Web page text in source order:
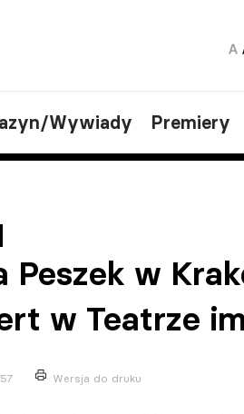
Wywiady Premiery
Peszek w
w Teatrze
Wersja do druku